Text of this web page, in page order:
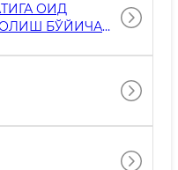
ОИД
БЎЙИЧА